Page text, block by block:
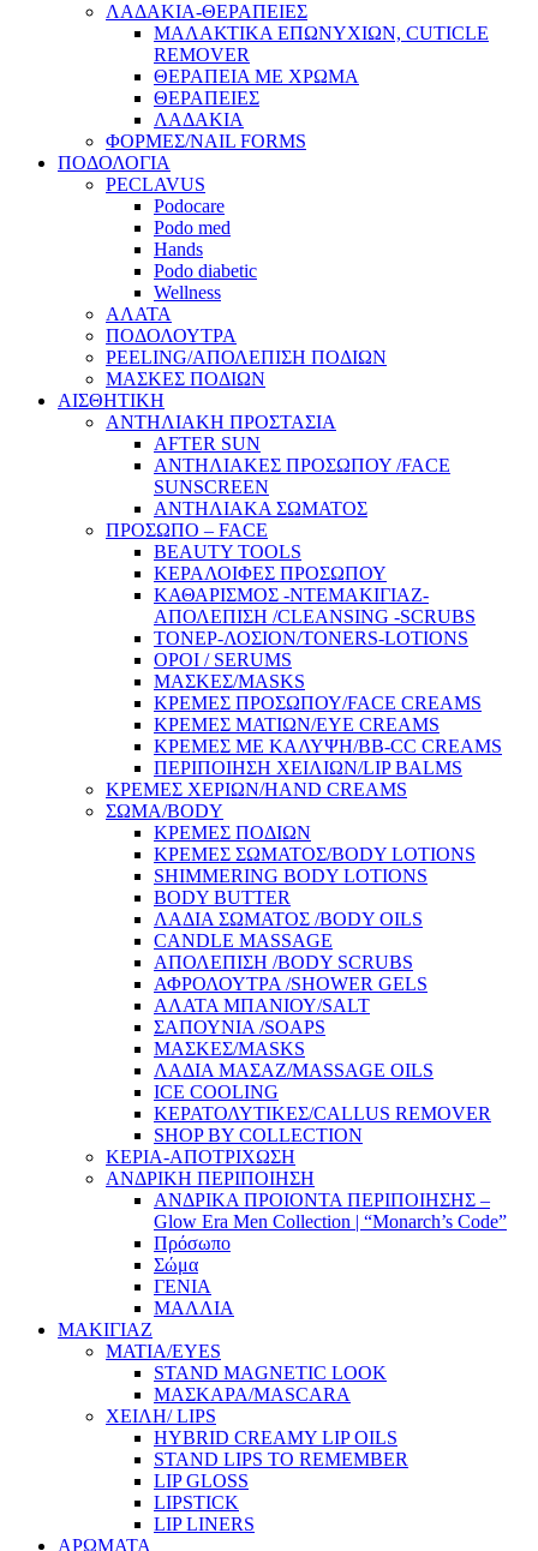
ΛΑΔΑΚΙΑ-ΘΕΡΑΠΕΙΕΣ
ΜΑΛΑΚΤΙΚΑ ΕΠΩΝΥΧΙΩΝ, CUTICLE
REMOVER
ΘΕΡΑΠΕΙΑ ΜΕ ΧΡΩΜΑ
ΘΕΡΑΠΕΙΕΣ
ΛΑΔΑΚΙΑ
ΦΟΡΜΕΣ/NAIL FORMS
ΠΟΔΟΛΟΓΙΑ
PECLAVUS
Podocare
Podo med
Hands
Podo diabetic
Wellness
ΑΛΑΤΑ
ΠΟΔΟΛΟΥΤΡΑ
PEELING/ΑΠΟΛΕΠΙΣΗ ΠΟΔΙΩΝ
ΜΑΣΚΕΣ ΠΟΔΙΩΝ
ΑΙΣΘΗΤΙΚΗ
ΑΝΤΗΛΙΑΚΗ ΠΡΟΣΤΑΣΙΑ
AFTER SUN
ΑΝΤΗΛΙΑΚΕΣ ΠΡΟΣΩΠΟΥ /FACE
SUNSCREEN
ΑΝΤΗΛΙΑΚΑ ΣΩΜΑΤΟΣ
ΠΡΟΣΩΠΟ – FACE
BEAUTY TOOLS
ΚΕΡΑΛΟΙΦΕΣ ΠΡΟΣΩΠΟΥ
ΚΑΘΑΡΙΣΜΟΣ -ΝΤΕΜΑΚΙΓΙΑΖ-
ΑΠΟΛΕΠΙΣΗ /CLEANSING -SCRUBS
ΤΟΝΕΡ-ΛΟΣΙΟΝ/TONERS-LOTIONS
ΟΡΟΙ / SERUMS
ΜΑΣΚΕΣ/MASKS
ΚΡΕΜΕΣ ΠΡΟΣΩΠΟΥ/FACE CREAMS
ΚΡΕΜΕΣ ΜΑΤΙΩΝ/EYE CREAMS
ΚΡΕΜΕΣ ΜΕ ΚΑΛΥΨΗ/BB-CC CREAMS
ΠΕΡΙΠΟΙΗΣΗ ΧΕΙΛΙΩΝ/LIP BALMS
ΚΡΕΜΕΣ ΧΕΡΙΩΝ/HAND CREAMS
ΣΩΜΑ/BODY
ΚΡΕΜΕΣ ΠΟΔΙΩΝ
ΚΡΕΜΕΣ ΣΩΜΑΤΟΣ/BODY LOTIONS
SHIMMERING BODY LOTIONS
BODY BUTTER
ΛΑΔΙΑ ΣΩΜΑΤΟΣ /BODY OILS
CANDLE MASSAGE
ΑΠΟΛΕΠΙΣΗ /BODY SCRUBS
ΑΦΡΟΛΟΥΤΡΑ /SHOWER GELS
ΑΛΑΤΑ ΜΠΑΝΙΟΥ/SALT
ΣΑΠΟΥΝΙΑ /SOAPS
ΜΑΣΚΕΣ/MASKS
ΛΑΔΙΑ ΜΑΣΑΖ/MASSAGE OILS
ICE COOLING
ΚΕΡΑΤΟΛΥΤΙΚΕΣ/CALLUS REMOVER
SHOP BY COLLECTION
ΚΕΡΙΑ-ΑΠΟΤΡΙΧΩΣΗ
ΑΝΔΡΙΚΗ ΠΕΡΙΠΟΙΗΣΗ
ΑΝΔΡΙΚΑ ΠΡΟΙΟΝΤΑ ΠΕΡΙΠΟΙΗΣΗΣ –
Glow Era Men Collection | “Monarch’s Code”
Πρόσωπο
Σώμα
ΓΕΝΙΑ
ΜΑΛΛΙΑ
ΜΑΚΙΓΙΑΖ
ΜΑΤΙΑ/EYES
STAND MAGNETIC LOOK
ΜΑΣΚΑΡΑ/MASCARA
ΧΕΙΛΗ/ LIPS
HYBRID CREAMY LIP OILS
STAND LIPS TO REMEMBER
LIP GLOSS
LIPSTICK
LIP LINERS
ΑΡΩΜΑΤΑ